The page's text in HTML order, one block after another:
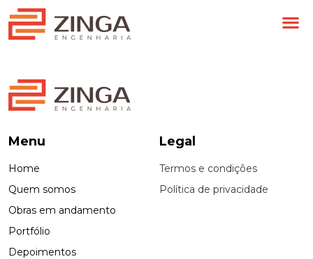
Menu
Home
Quem somos
Obras em andamento
Portfólio
Depoimentos
Legal
Termos e condições
Política de privacidade